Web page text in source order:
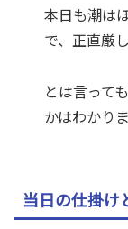
本日も潮は
で、正直厳
とは言って
かはわかり
当日の仕掛け